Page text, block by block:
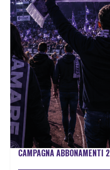
CAMPAGNA